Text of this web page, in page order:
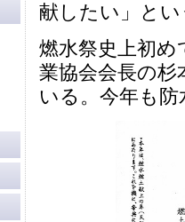
献したい」と
燃水祭史上初め
業協会会長の
いる。今年も